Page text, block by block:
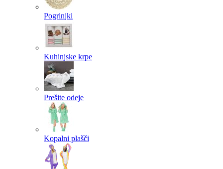
Pogrinjki
Kuhinjske krpe
Prešite odeje
Kopalni plašči